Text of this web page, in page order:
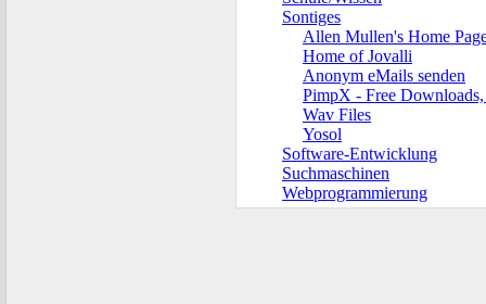
Sontiges
Allen Mullen's Home
Home of Jovalli
Anonym eMails senden
PimpX - Free
Wav Files
Yosol
Software-Entwicklung
Suchmaschinen
Webprogrammierung